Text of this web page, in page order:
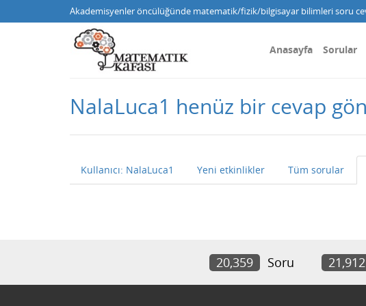
Akademisyenler öncülüğünde matematik/fizik/bilgisayar bilimleri soru
Anasayfa Sorular
NalaLuca1 henüz bir cevap
Kullanıcı: NalaLuca1 Yeni etkinlikler Tüm sorular
20,359 Soru 21,912